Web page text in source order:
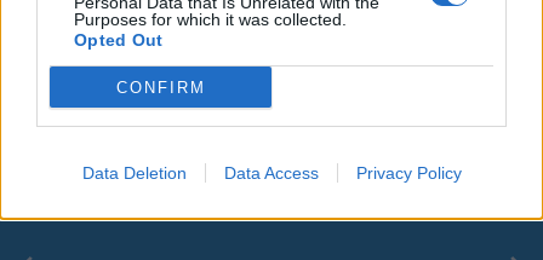
Purposes for which it was collected.
Opted Out
CONFIRM
Data Deletion Data Access Privacy Policy
00:00 01:16
in ospedale. Le dichiarazioni ai giornalisti